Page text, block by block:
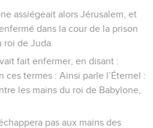
assiégeait alors Jérusalem, et
dans la cour de la prison
roi de Juda.
fait enfermer, en disant :
ces termes : Ainsi parle l’Éternel :
les mains du roi de Babylone,
pas aux mains des